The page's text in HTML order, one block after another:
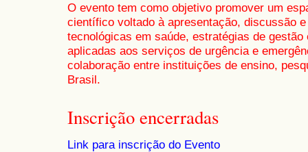
O evento tem como objetivo promover um
científico voltado à apresentação, discussão
tecnológicas em saúde, estratégias de
aplicadas aos serviços de urgência e
colaboração entre instituições de ensino,
Brasil.
Inscrição encerradas
Link para inscrição do Evento